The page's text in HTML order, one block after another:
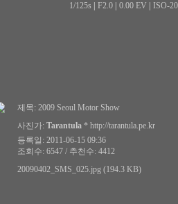
1/125s
F2.0 0.00 EV ISO-
제목: 2009 Seoul Motor Show
사진가: Tarantula * http://tarantula.pe.kr
등록일: 2011-06-15 09:36
조회수: 6547 / 추천수: 4412
20090402_SMS_025.jpg (194.3 KB)